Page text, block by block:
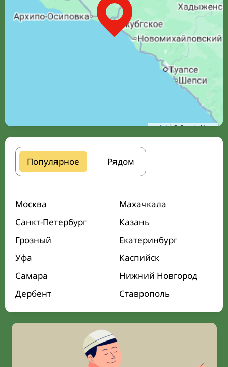
Leaflet| © Google Maps
Популярное Рядом
Москва
Махачкала
Санкт-Петербург
Казань
Грозный
Екатеринбург
Уфа
Каспийск
Самара
Нижний Новгород
Дербент
Ставрополь